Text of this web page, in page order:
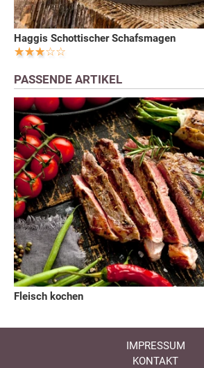
Haggis Schottischer Schafsmagen
PASSENDE ARTIKEL
Fleisch kochen
IMPRESSUM
KONTAKT